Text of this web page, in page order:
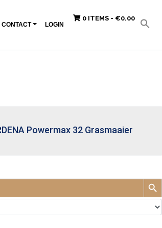
CONTACT LOGIN
0 ITEMS - €0.00
Powermax 32 Grasmaaier